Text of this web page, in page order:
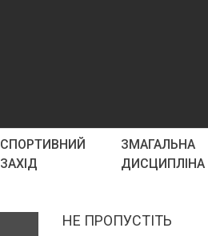
СПОРТИВНИЙ
ЗАХІД
ЗМАГАЛЬНА
ДИСЦИПЛІНА
НЕ ПРОПУСТІТЬ